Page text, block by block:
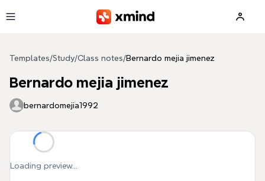
Templates/Study/Class notes/Bernardo mejia jimenez
Bernardo mejia jimenez
bernardomejia1992
Loading preview...